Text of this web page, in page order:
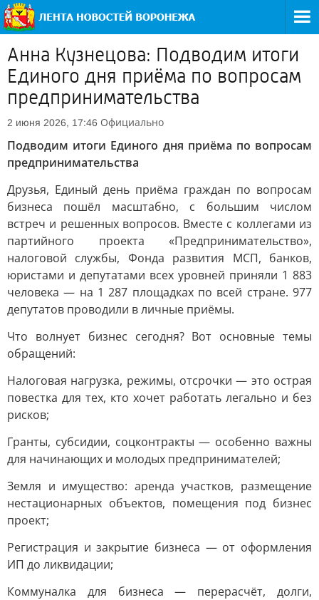
Анна Кузнецова: Подводим итоги
Единого дня приёма по вопросам
предпринимательства
2 июня 2026, 17:46 Официально
Подводим итоги Единого дня приёма по вопросам
предпринимательства
Друзья, Единый день приёма граждан по вопросам
бизнеса пошёл масштабно, с большим числом
встреч и решенных вопросов. Вместе с коллегами из
партийного проекта «Предпринимательство»,
налоговой службы, Фонда развития МСП, банков,
юристами и депутатами всех уровней приняли 1 883
человека — на 1 287 площадках по всей стране. 977
депутатов проводили в личные приёмы.
Что волнует бизнес сегодня? Вот основные темы
обращений:
Налоговая нагрузка, режимы, отсрочки — это острая
повестка для тех, кто хочет работать легально и без
рисков;
Гранты, субсидии, соцконтракты — особенно важны
для начинающих и молодых предпринимателей;
Земля и имущество: аренда участков, размещение
нестационарных объектов, помещения под бизнес
проект;
Регистрация и закрытие бизнеса — от оформления
ИП до ликвидации;
Коммуналка для бизнеса — перерасчёт, долги,